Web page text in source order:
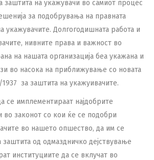
заштита на укажувачи во самиот процес
за подобрувања на правната
укажувачите. Долгогодишната работа и
нивните права и важност во
на нашата организација беа укажана и
во насока на приближување со новата
за заштита на укажуивачите.
се имплементираат најдобрите
во законот со кои ќе се подобри
во нашето опшество, да им се
од одмаздничко дејствување
институциите да се вклучат во